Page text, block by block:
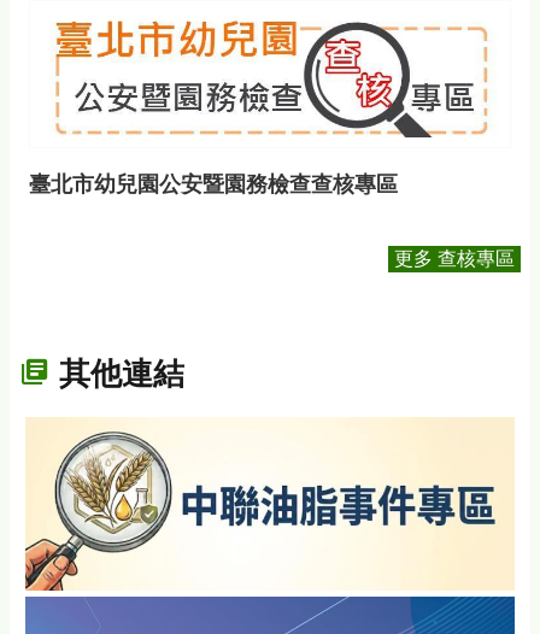
臺北市幼兒園公安暨園務檢查查核專區
更多 查核專區
其他連結